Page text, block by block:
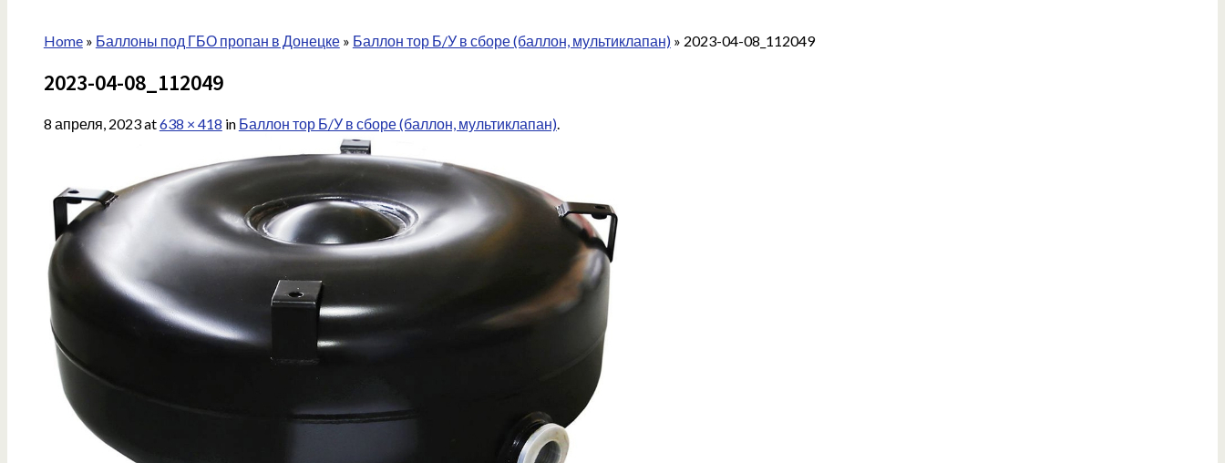
Home» Баллоны под ГБО пропан в Донецке» Баллон тор Б/У в сборе (баллон, мультиклапан)» 2023-04-08_112049
2023-04-08_112049
8 апреля, 2023at638 × 418 in Баллон тор Б/У в сборе (баллон, мультиклапан).